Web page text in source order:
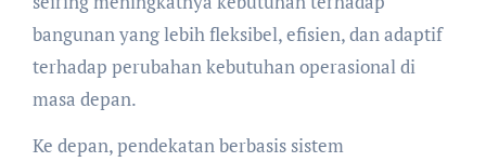
bangunan yang lebih fleksibel, efisien, dan adaptif
terhadap perubahan kebutuhan operasional di
masa depan.
Ke depan, pendekatan berbasis sistem